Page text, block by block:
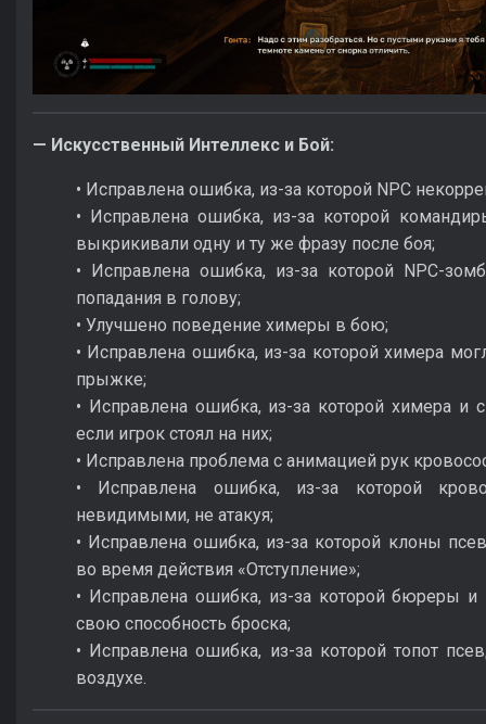
— Искусственный Интеллекс и Бой:
• Исправлена ошибка, из-за которой NPC
• Исправлена ошибка, из-за которой
выкрикивали одну и ту же фразу после боя;
• Исправлена ошибка, из-за которой NPC-
попадания в голову;
• Улучшено поведение химеры в бою;
• Исправлена ошибка, из-за которой химера
прыжке;
• Исправлена ошибка, из-за которой химера и
если игрок стоял на них;
• Исправлена проблема с анимацией рук
• Исправлена ошибка, из-за которой
невидимыми, не атакуя;
• Исправлена ошибка, из-за которой клоны
во время действия «Отступление»;
• Исправлена ошибка, из-за которой бюреры и
свою способность броска;
• Исправлена ошибка, из-за которой топот
воздухе.